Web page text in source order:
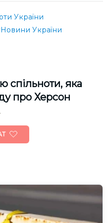
України
України
спільноти, яка
про Херсон